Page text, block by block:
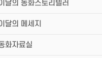
달의 동화스토리텔러
달의 메세지
화자료실